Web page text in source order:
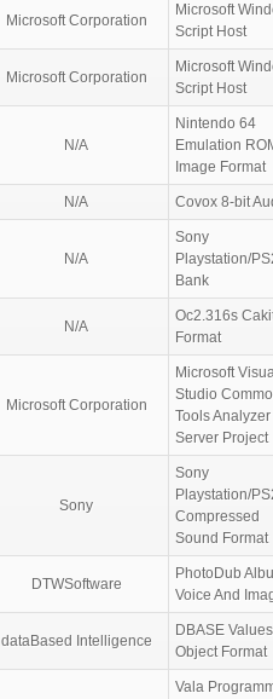
Microsoft Corporation
Microsoft
Script Host
Microsoft Corporation
Microsoft
Script Host
N/A
Nintendo 64
Emulation
Image Format
N/A Covox 8-bit
N/A
Sony
Playstation/
Bank
N/A
Oc2.316s
Format
Microsoft Corporation
Microsoft
Studio
Tools Analyzer
Server Project
Sony
Sony
Playstation/
Compressed
Sound Format
DTWSoftware
PhotoDub
Voice And
dataBased Intelligence
DBASE
Object Format
Vala